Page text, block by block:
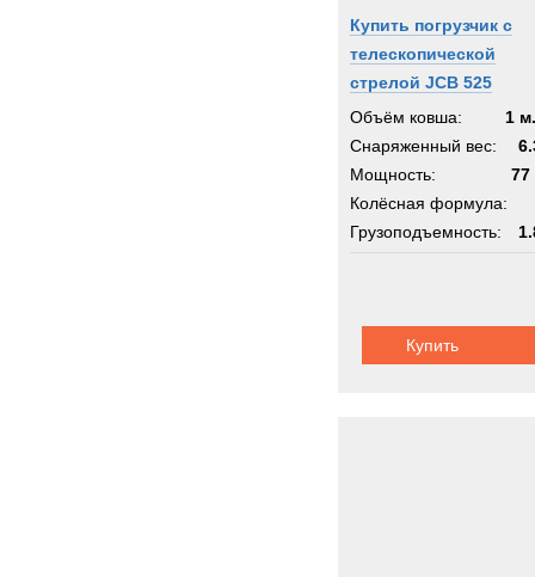
Купить погрузчик с
телескопической
стрелой JCB 525
Объём ковша:
1
Снаряженный вес:
Мощность:
77
Колёсная формула:
Грузоподъемность:
Купить